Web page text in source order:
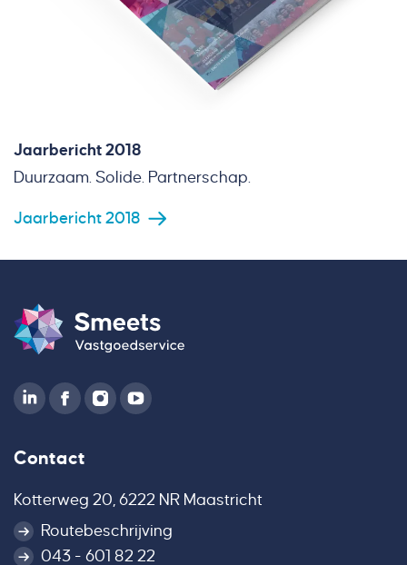
Jaarbericht 2018
Duurzaam. Solide. Partnerschap.
Jaarbericht 2018
Contact
Kotterweg 20, 6222 NR Maastricht
Routebeschrijving
043 - 601 82 22